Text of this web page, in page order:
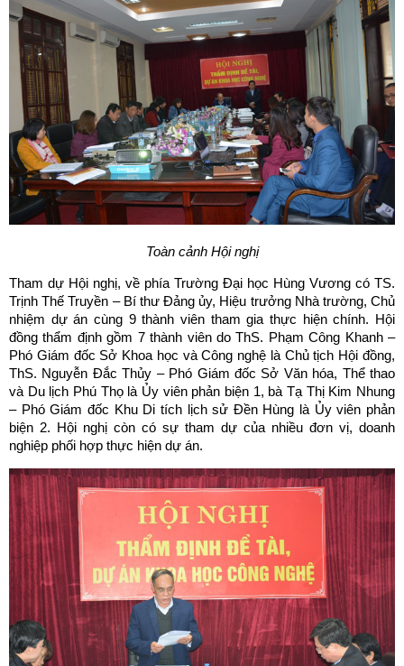
Toàn cảnh Hội nghị
Tham dự Hội nghị, về phía Trường Đại học Hùng Vương có TS.
Trịnh Thế Truyền – Bí thư Đảng ủy, Hiệu trưởng Nhà trường, Chủ
nhiệm dự án cùng 9 thành viên tham gia thực hiện chính. Hội
đồng thẩm định gồm 7 thành viên do ThS. Phạm Công Khanh –
Phó Giám đốc Sở Khoa học và Công nghệ là Chủ tịch Hội đồng,
ThS. Nguyễn Đắc Thủy – Phó Giám đốc Sở Văn hóa, Thể thao
và Du lịch Phú Thọ là Ủy viên phản biện 1, bà Tạ Thị Kim Nhung
– Phó Giám đốc Khu Di tích lịch sử Đền Hùng là Ủy viên phản
biện 2. Hội nghị còn có sự tham dự của nhiều đơn vị, doanh
nghiệp phối hợp thực hiện dự án.